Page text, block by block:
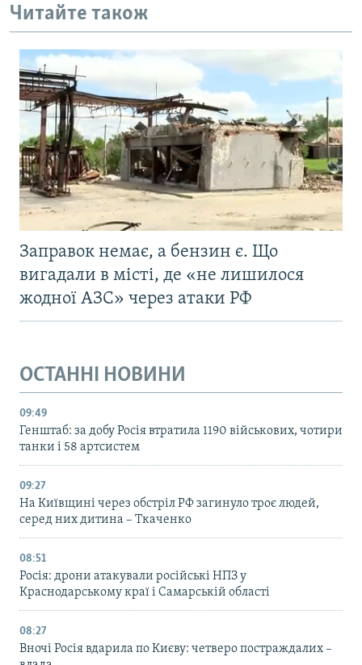
Читайте також
Заправок немає, а бензин є. Що
вигадали в місті, де «не лишилося
жодної АЗС» через атаки РФ
ОСТАННІ НОВИНИ
09:49
Генштаб: за добу Росія втратила 1190 військових, чотири
танки і 58 артсистем
09:27
На Київщині через обстріл РФ загинуло троє людей,
серед них дитина – Ткаченко
08:51
Росія: дрони атакували російські НПЗ у
Краснодарському краї і Самарській області
08:27
Вночі Росія вдарила по Києву: четверо постраждалих –